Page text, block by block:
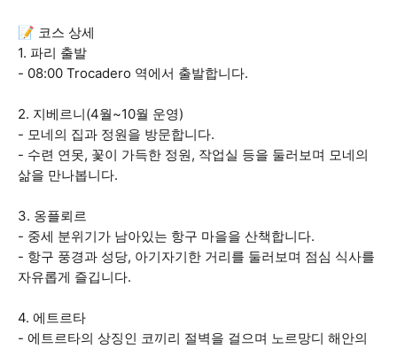
📝 코스 상세
1. 파리 출발
- 08:00 Trocadero 역에서 출발합니다.
2. 지베르니(4월~10월 운영)
- 모네의 집과 정원을 방문합니다.
- 수련 연못, 꽃이 가득한 정원, 작업실 등을 둘러보며 모네의
삶을 만나봅니다.
3. 옹플뢰르
- 중세 분위기가 남아있는 항구 마을을 산책합니다.
- 항구 풍경과 성당, 아기자기한 거리를 둘러보며 점심 식사를
자유롭게 즐깁니다.
4. 에트르타
- 에트르타의 상징인 코끼리 절벽을 걸으며 노르망디 해안의